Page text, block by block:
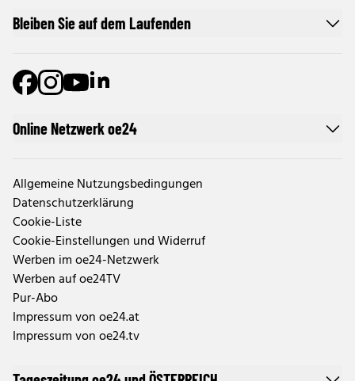
Online Netzwerk oe24
Allgemeine Nutzungsbedingungen
Datenschutzerklärung
Cookie-Liste
Cookie-Einstellungen und Widerruf
Werben im oe24-Netzwerk
Werben auf oe24TV
Pur-Abo
Impressum von oe24.at
Impressum von oe24.tv
Bleiben Sie auf dem Laufenden